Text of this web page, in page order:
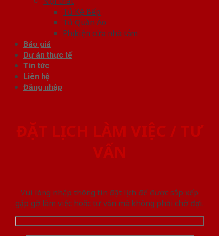
Tủ Kệ Bếp
Tủ Quần Áo
Phụ kiện cửa nhà tắm
Báo giá
Dự án thực tế
Tin tức
Liên hệ
Đăng nhập
ĐẶT LỊCH LÀM VIỆC / TƯ
VẤN
Vui lòng nhập thông tin đặt lịch để được sắp xếp
gặp gỡ làm việc hoăc tư vấn mà không phải chờ đợi.